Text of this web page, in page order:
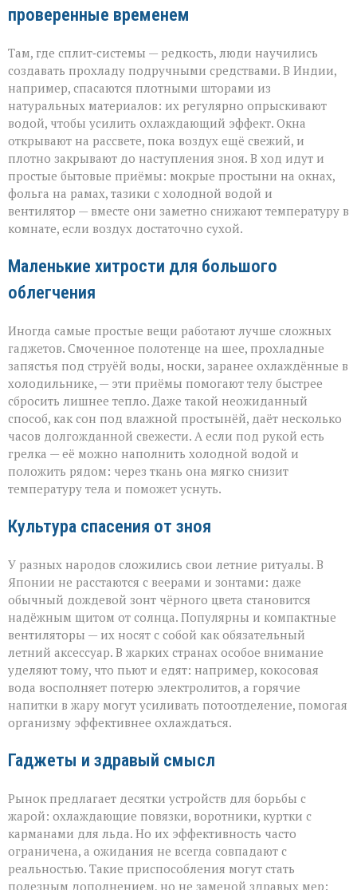
проверенные временем
Там, где сплит‑системы — редкость, люди научились
создавать прохладу подручными средствами. В Индии,
например, спасаются плотными шторами из
натуральных материалов: их регулярно опрыскивают
водой, чтобы усилить охлаждающий эффект. Окна
открывают на рассвете, пока воздух ещё свежий, и
плотно закрывают до наступления зноя. В ход идут и
простые бытовые приёмы: мокрые простыни на окнах,
фольга на рамах, тазики с холодной водой и
вентилятор — вместе они заметно снижают температуру в
комнате, если воздух достаточно сухой.
Маленькие хитрости для большого
облегчения
Иногда самые простые вещи работают лучше сложных
гаджетов. Смоченное полотенце на шее, прохладные
запястья под струёй воды, носки, заранее охлаждённые в
холодильнике, — эти приёмы помогают телу быстрее
сбросить лишнее тепло. Даже такой неожиданный
способ, как сон под влажной простынёй, даёт несколько
часов долгожданной свежести. А если под рукой есть
грелка — её можно наполнить холодной водой и
положить рядом: через ткань она мягко снизит
температуру тела и поможет уснуть.
Культура спасения от зноя
У разных народов сложились свои летние ритуалы. В
Японии не расстаются с веерами и зонтами: даже
обычный дождевой зонт чёрного цвета становится
надёжным щитом от солнца. Популярны и компактные
вентиляторы — их носят с собой как обязательный
летний аксессуар. В жарких странах особое внимание
уделяют тому, что пьют и едят: например, кокосовая
вода восполняет потерю электролитов, а горячие
напитки в жару могут усиливать потоотделение, помогая
организму эффективнее охлаждаться.
Гаджеты и здравый смысл
Рынок предлагает десятки устройств для борьбы с
жарой: охлаждающие повязки, воротники, куртки с
карманами для льда. Но их эффективность часто
ограничена, а ожидания не всегда совпадают с
реальностью. Такие приспособления могут стать
полезным дополнением, но не заменой здравых мер: